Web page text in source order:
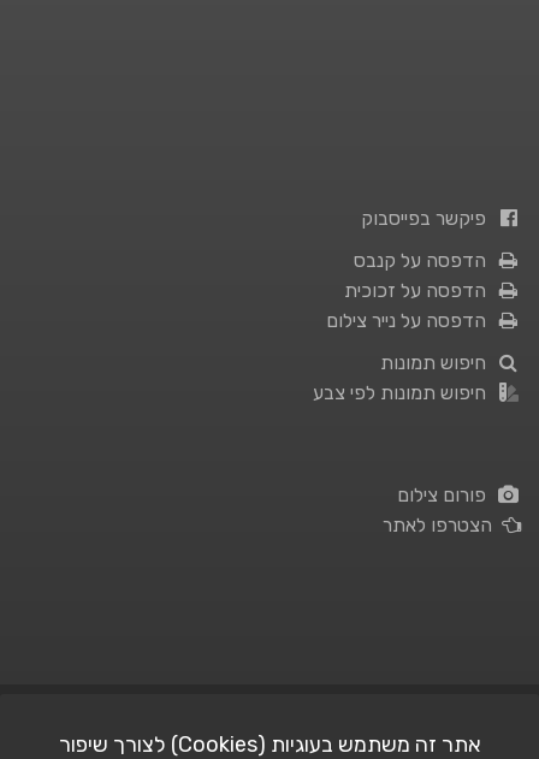
פיקשר בפייסבוק
הדפסה על קנבס
הדפסה על זכוכית
הדפסה על נייר צילום
חיפוש תמונות
חיפוש תמונות לפי צבע
פורום צילום
הצטרפו לאתר
אתר זה משתמש בעוגיות (Cookies) לצורך שיפור